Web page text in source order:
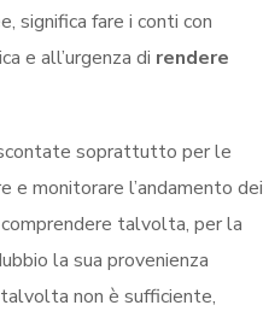
significa fare i conti con
e all’urgenza di rendere
scontate soprattutto per le
e monitorare l’andamento dei
talvolta, per la
la sua provenienza
talvolta non è sufficiente,